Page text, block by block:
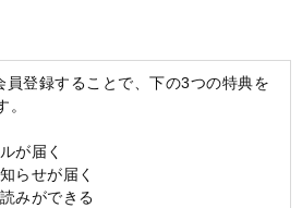
登録することで、下の3つの特典を
が届く
らせが届く
みができる